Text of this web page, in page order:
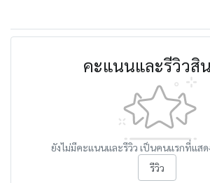
คะแนนและรีวิวสิ
ยังไม่มีคะแนนและรีวิว เป็นคนแรกที่แส
รีวิว